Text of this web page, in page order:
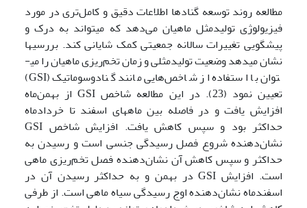
مطالعه روند توسعه گنادها اطلاعات دقیق‌ و کامل‌تری در مورد
فیزیولوژی تولیدمثل ماهیان می‌دهد که می­تواند به درک و
پیشگویی تغییرات سالانه جمعیتی کمک شایانی ‌کند. بررسی­ها
نشان می­دهد وضعیت تولیدمثلی و زمان تخم‌ریزی ماهیان را می­
توان با استفاده از شاخص‌هایی مانند گنادوسوماتیک (GSI)
تعیین نمود (23). در این مطالعه شاخص GSI از بهمن‌ماه
افزایش یافت و در فاصله بین ماههای اسفند تا خردادماه
حداکثر بود و سپس کاهش یافت. افزایش شاخص GSI
نشان‌دهنده شروع فصل رسیدگی جنسی است و رسیدن به
حداکثر و سپس کاهش آن نشان‌دهنده فصل تخم‌ریزی ماهی
است. افزایش GSI در بهمن و به حداکثر رسیدن آن در
اسفندماه نشان‌دهنده اوج رسیدگی سیاه ماهی است. از طرفی